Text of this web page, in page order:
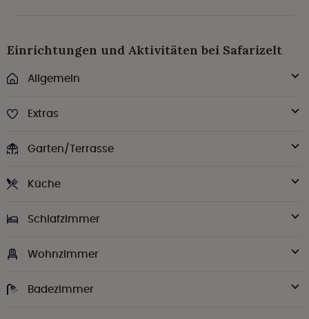
Einrichtungen und Aktivitäten bei Safarizelt
Allgemein
Extras
Garten/Terrasse
Küche
Schlafzimmer
Wohnzimmer
Badezimmer